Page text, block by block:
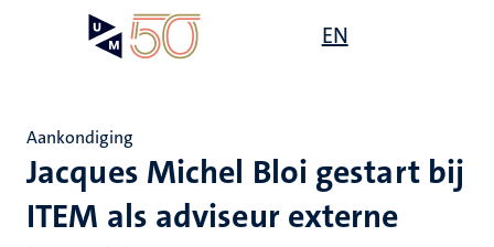
EN
Jacques Michel Bloi gestart bij
ITEM als adviseur externe
Aankondiging